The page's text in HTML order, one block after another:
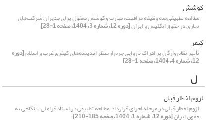
کوشش
مطالعه تطبیقی سه وظیفه مراقبت، مهارت و کوشش معقول برای مدیران شرکت‌های
تجاری در حقوق انگلیس و ایران[دوره 12، شماره 3، 1404، صفحه 1-28]
کیفر
تأثیر نظام واژگان بر ادراک ناروایی جرم از منظر اندیشه‌های کیفری غرب و اسلام[دوره
12، شماره 4، 1404، صفحه 1-28]
ل
لزوم اخطار قبلی
لزوم اخطار قبلی در مرحله اجرای قرارداد؛ مطالعه تطبیقی در اسناد فراملی با نگاهی به
حقوق ایران[دوره 12، شماره 1، 1404، صفحه 185-210]